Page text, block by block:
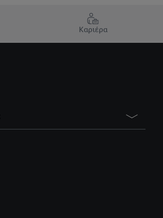
Καριέρα